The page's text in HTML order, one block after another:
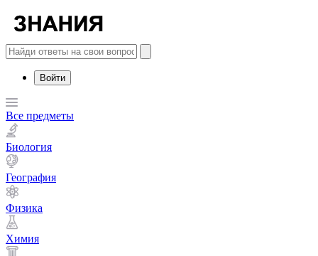
Войти
Все предметы
Биология
География
Физика
Химия